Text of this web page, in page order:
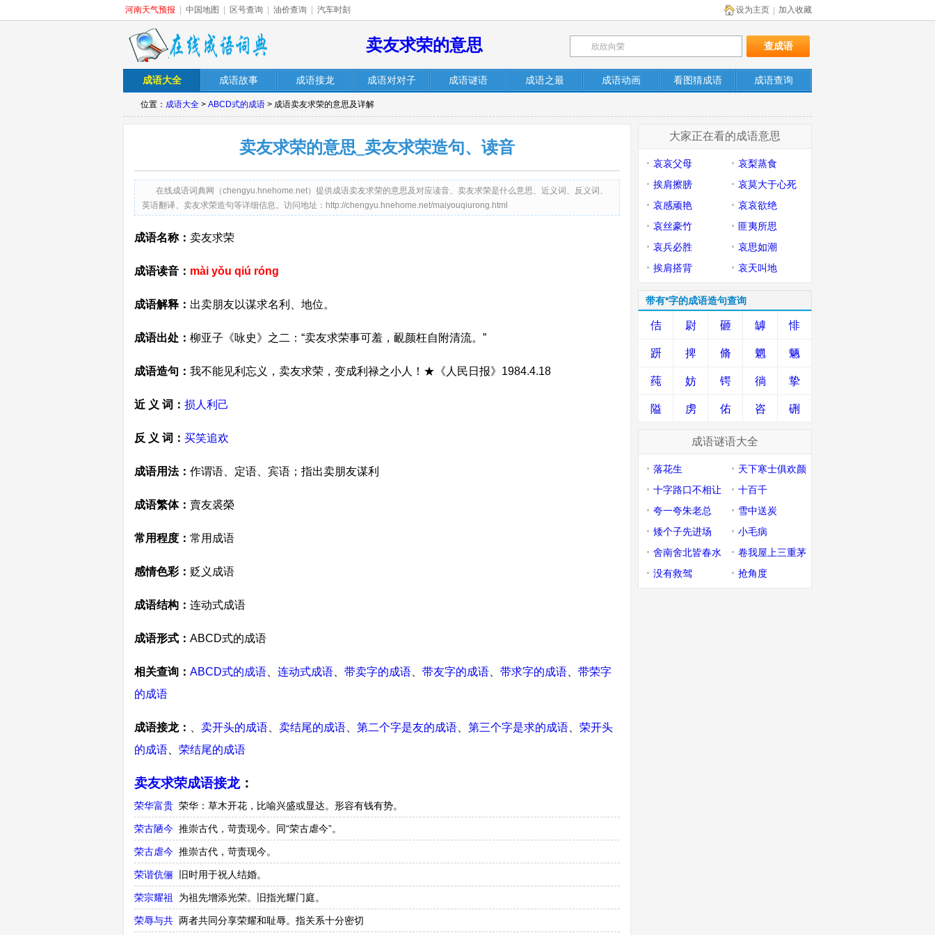
河南天气预报 中国地图 区号查询 油价查询 汽车时刻 加入收藏
设为主页
卖友求荣的意思
成语大全 成语故事 成语接龙 成语对对子 成语谜语 成语之最 成语动画 看图猜成语 成语查询
位置： 成语大全 > ABCD式的成语 > 成语卖友求荣的意思及详解
卖友求荣的意思_卖友求荣造句、读音
在线成语词典网（chengyu.hnehome.net）提供成语卖友求荣的意思及对应读音、卖友求荣是什么意思、近义词、反义词、
英语翻译、卖友求荣造句等详细信息。访问地址：http://chengyu.hnehome.net/maiyouqiurong.html
成语名称： 卖友求荣
成语读音： mài yǒu qiú róng
成语解释： 出卖朋友以谋求名利、地位。
成语出处： 柳亚子《咏史》之二：“卖友求荣事可羞，靦颜枉自附清流。”
成语造句： 我不能见利忘义，卖友求荣，变成利禄之小人！★《人民日报》1984.4.18
近 义 词： 损人利己
反 义 词： 买笑追欢
成语用法： 作谓语、定语、宾语；指出卖朋友谋利
成语繁体： 賣友裘榮
常用程度： 常用成语
感情色彩： 贬义成语
成语结构： 连动式成语
成语形式： ABCD式的成语
相关查询： ABCD式的成语 连动式成语 带卖字的成语 带友字的成语 带求字的成语
带荣字
的成语
成语接龙： 卖开头的成语 卖结尾的成语 第二个字是友的成语 第三个字是求的成语
荣开头
的成语
荣结尾的成语
卖友求荣成语接龙：
荣华富贵 荣华：草木开花，比喻兴盛或显达。形容有钱有势。
荣古陋今 推崇古代，苛责现今。同“荣古虐今”。
荣古虐今 推崇古代，苛责现今。
荣谐伉俪 旧时用于祝人结婚。
荣宗耀祖 为祖先增添光荣。旧指光耀门庭。
荣辱与共 两者共同分享荣耀和耻辱。指关系十分密切
大家正在看的成语意思
哀哀父母
哀梨蒸食
挨肩擦膀
哀莫大于心死
哀感顽艳
哀哀欲绝
哀丝豪竹
匪夷所思
哀兵必胜
哀思如潮
挨肩搭背
哀天叫地
带有*字的成语造句查询
佶 尉 砸 罅 悱
趼 捭 脩 魍 魉
莼 妨 锷 徜 挚
隘 虏 佑 咨 硎
成语谜语大全
落花生
天下寒士俱欢颜
十字路口不相让
十百千
夸一夸朱老总
雪中送炭
矮个子先进场
小毛病
舍南舍北皆春水
卷我屋上三重茅
没有救驾
抢角度